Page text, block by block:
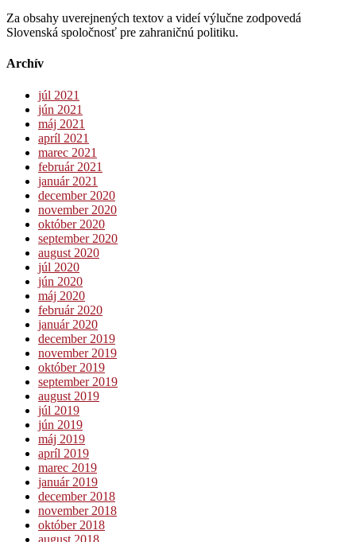
Za obsahy uverejnených textov a videí výlučne zodpovedá
Slovenská spoločnosť pre zahraničnú politiku.
Archív
júl 2021
jún 2021
máj 2021
apríl 2021
marec 2021
február 2021
január 2021
december 2020
november 2020
október 2020
september 2020
august 2020
júl 2020
jún 2020
máj 2020
február 2020
január 2020
december 2019
november 2019
október 2019
september 2019
august 2019
júl 2019
jún 2019
máj 2019
apríl 2019
marec 2019
január 2019
december 2018
november 2018
október 2018
august 2018